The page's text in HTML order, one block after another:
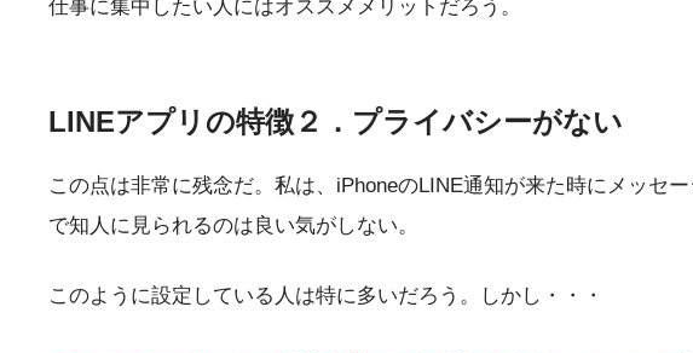
仕事に集中したい人にはオススメメリットだろう。
LINEアプリの特徴２．プライバシーがない
この点は非常に残念だ。私は、iPhoneのLINE通知が来た時にメッセ
で知人に見られるのは良い気がしない。
このように設定している人は特に多いだろう。しかし・・・